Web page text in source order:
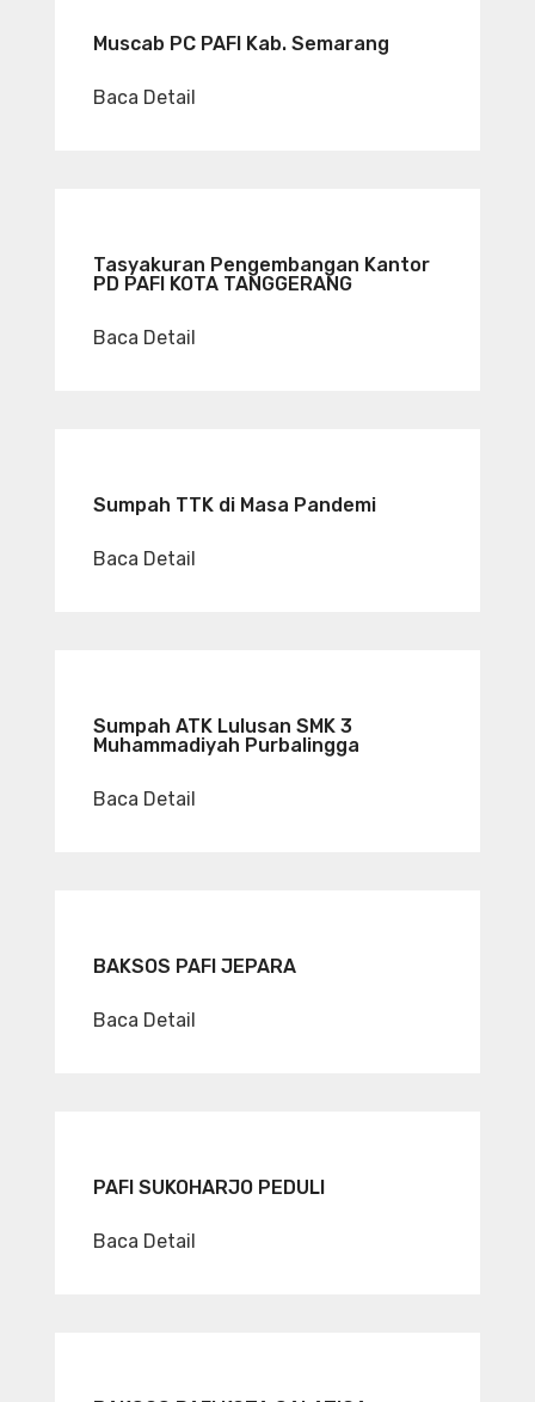
Muscab PC PAFI Kab. Semarang
Baca Detail
Tasyakuran Pengembangan Kantor
PD PAFI KOTA TANGGERANG
Baca Detail
Sumpah TTK di Masa Pandemi
Baca Detail
Sumpah ATK Lulusan SMK 3
Muhammadiyah Purbalingga
Baca Detail
BAKSOS PAFI JEPARA
Baca Detail
PAFI SUKOHARJO PEDULI
Baca Detail